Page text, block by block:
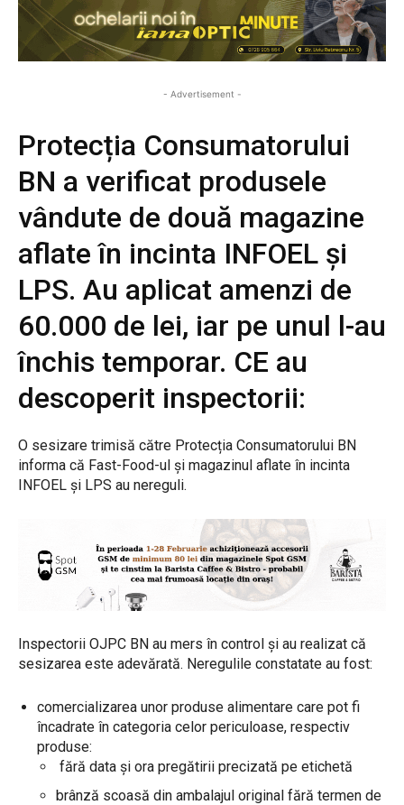
- Advertisement -
Protecția Consumatorului
BN a verificat produsele
vândute de două magazine
aflate în incinta INFOEL și
LPS. Au aplicat amenzi de
60.000 de lei, iar pe unul l-au
închis temporar. CE au
descoperit inspectorii:
O sesizare trimisă către Protecția Consumatorului BN
informa că Fast-Food-ul și magazinul aflate în incinta
INFOEL și LPS au nereguli.
Inspectorii OJPC BN au mers în control și au realizat că
sesizarea este adevărată. Neregulile constatate au fost:
comercializarea unor produse alimentare care pot fi
încadrate în categoria celor periculoase, respectiv
produse:
fără data și ora pregătirii precizată pe etichetă
brânză scoasă din ambalajul original fără termen de